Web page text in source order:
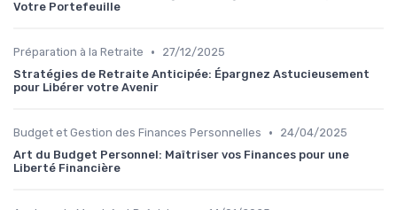
Votre Portefeuille
Préparation à la Retraite •
27/12/2025
Stratégies de Retraite Anticipée: Épargnez Astucieusement
pour Libérer votre Avenir
Budget et Gestion des Finances Personnelles •
24/04/2025
Art du Budget Personnel: Maîtriser vos Finances pour une
Liberté Financière